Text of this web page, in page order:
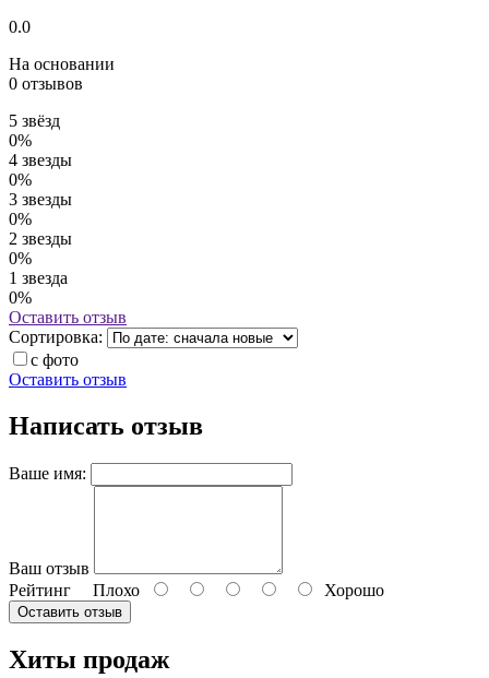
0.0
На основании
0 отзывов
5 звёзд
0%
4 звезды
0%
3 звезды
0%
2 звезды
0%
1 звезда
0%
Оставить отзыв
Сортировка:
с фото
Оставить отзыв
Написать отзыв
Ваше имя:
Ваш отзыв
Рейтинг Плохо Хорошо
Оставить отзыв
Хиты продаж